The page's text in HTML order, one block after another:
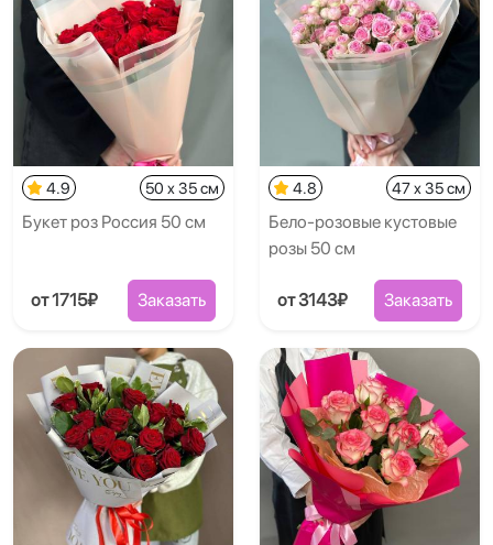
4.9 50 x 35 см
Букет роз Россия 50 см
от 1715₽ Заказать
4.8 47 x 35 см
Бело-розовые кустовые
розы 50 см
от 3143₽ Заказать